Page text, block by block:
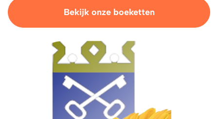
Bekijk onze boeketten